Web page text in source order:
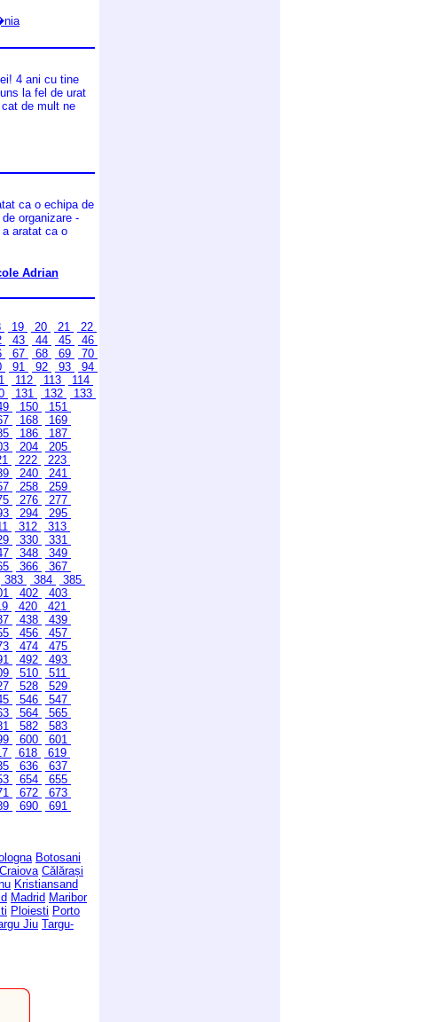
4 ani cu tine
la fel de urat
de mult ne
ca o echipa de
organizare -
aratat ca o
Adrian
19 20 21
22
43 44 45
46
67 68 69
70
91 92 93
94
112 113
114
131 132
133
150
151
168
169
186
187
204
205
222
223
240
241
258
259
276
277
294
295
312
313
330
331
348
349
366
367
383 384
385
402
403
420
421
438
439
456
457
474
475
492
493
510
511
528
529
546
547
564
565
582
583
600
601
618
619
636
637
654
655
672
673
690
691
Botosani
Craiova Călărași
Kristiansand
Madrid Maribor
Ploiesti Porto
Jiu Targu-